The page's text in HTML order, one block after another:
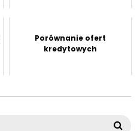
Porównanie ofert
kredytowych